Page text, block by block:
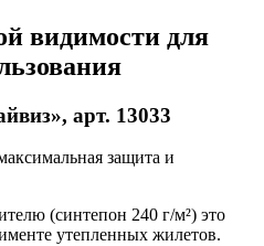
видимости для
арт. 13033
защита и
(синтепон 240 г/м²) это
утепленных жилетов.